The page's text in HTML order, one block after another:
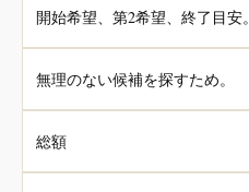
開始希望、第2希望、終了目安。
無理のない候補を探すため。
総額